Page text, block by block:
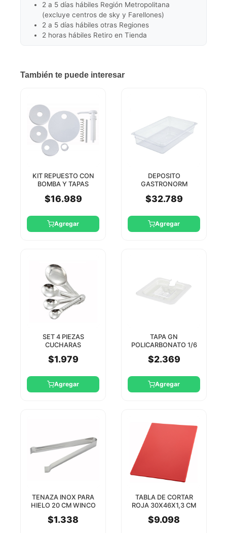
2 a 5 días hábiles Región Metropolitana
(excluye centros de sky y Farellones)
2 a 5 días hábiles otras Regiones
2 horas hábiles Retiro en Tienda
También te puede interesar
KIT REPUESTO CON
BOMBA Y TAPAS
$16.989
Agregar
DEPOSITO
GASTRONORM
10 CM WINCO
$32.789
Agregar
SET 4 PIEZAS
CUCHARAS
METALICAS WINCO
$1.979
Agregar
TAPA GN
POLICARBONATO 1/6
$2.369
Agregar
TENAZA INOX PARA
HIELO 20 CM WINCO
$1.338
TABLA DE CORTAR
ROJA 30X46X1,3 CM
$9.098